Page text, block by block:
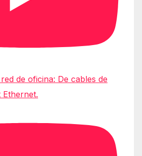
de oficina: De cables de
Ethernet.